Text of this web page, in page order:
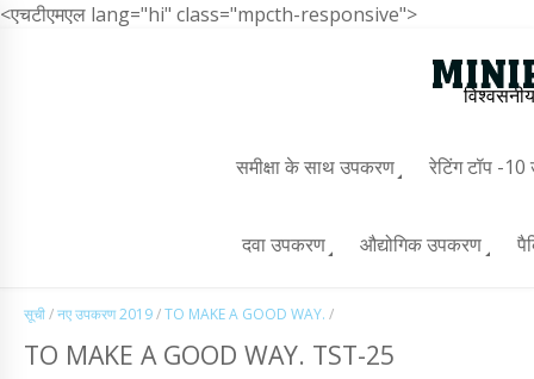
<एचटीएमएल lang="hi" class="mpcth-responsive">
समीक्षा के साथ उपकरण रेटिंग टॉप -
दवा उपकरण औद्योगिक उपकरण
सूची/नए उपकरण 2019/TO MAKE A GOOD WAY. /
TO MAKE A GOOD WAY. TST-25